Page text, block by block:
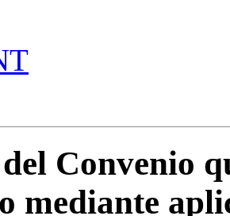
Convenio
mediante